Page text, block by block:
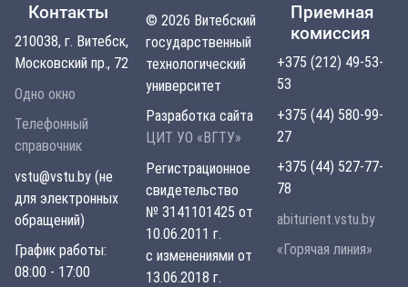
Контакты
210038, г. Витебск,
Московский пр., 72
Одно окно
Телефонный
справочник
vstu@vstu.by (не
для электронных
обращений)
График работы:
08:00 - 17:00
© 2026 Витебский
государственный
технологический
университет
Разработка сайта
ЦИТ УО «ВГТУ»
Регистрационное
свидетельство
№ 3141101425 от
10.06.2011 г.
с изменениями от
13.06.2018 г.
Приемная
комиссия
+375 (212) 49-53-
53
+375 (44) 580-99-
27
+375 (44) 527-77-
78
abiturient.vstu.by
«Горячая линия»